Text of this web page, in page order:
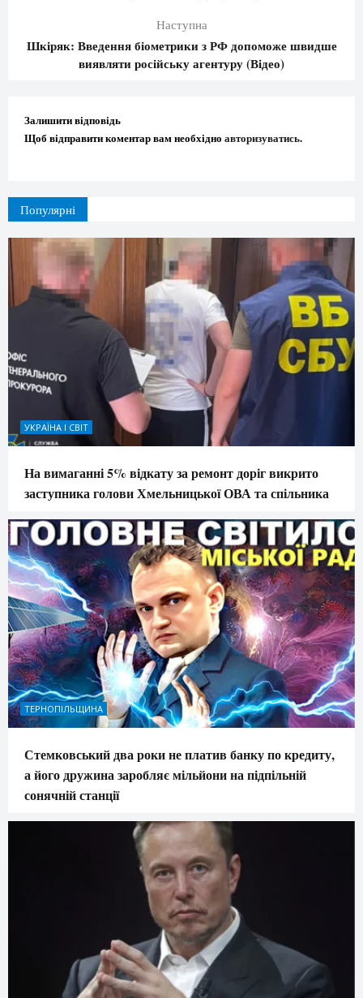
Наступна
Шкіряк: Введення біометрики з РФ допоможе швидше
виявляти російську агентуру (Відео)
Залишити відповідь
Щоб відправити коментар вам необхідно авторизуватись.
Популярні
УКРАЇНА І СВІТ
На вимаганні 5% відкату за ремонт доріг викрито
заступника голови Хмельницької ОВА та спільника
ТЕРНОПІЛЬЩИНА
Стемковський два роки не платив банку по кредиту,
а його дружина заробляє мільйони на підпільній
сонячній станції